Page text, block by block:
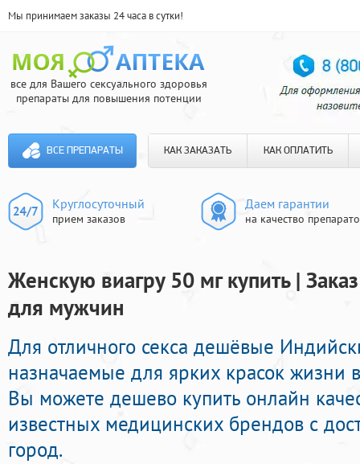
Мы принимаем заказы 24 часа в сутки!
все для Вашего сексуального здоровья
препараты для повышения потенции
ВСЕ ПРЕПАРАТЫ КАК ЗАКАЗАТЬ КАК ОПЛАТИТЬ
Круглосуточный
прием заказов
Даем гарантии
на качество
Женскую виагру 50 мг купить |
для мужчин
Для отличного секса дешёвые
назначаемые для ярких красок жизни
Вы можете дешево купить онлайн
известных медицинских брендов с
город.